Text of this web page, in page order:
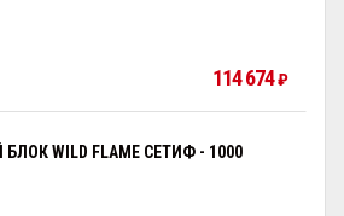
114 674₽
WILD FLAME СЕТИФ - 1000